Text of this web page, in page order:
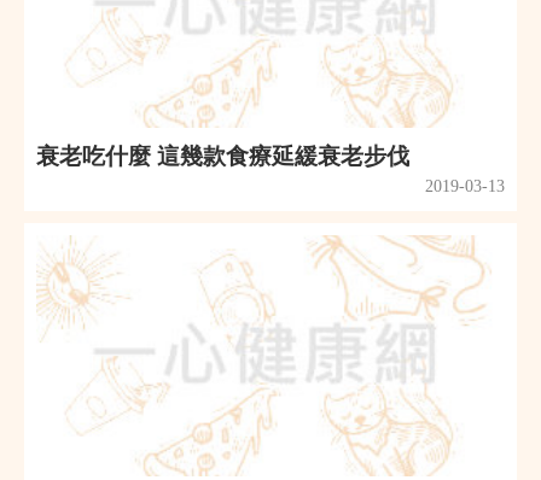
衰老吃什麼 這幾款食療延緩衰老步伐
2019-03-13